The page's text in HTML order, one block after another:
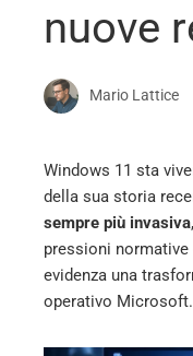
nuove
Mario Lattice
Windows 11 sta
della sua storia
sempre più invasiva
pressioni normative
evidenza una
operativo Microsoft.